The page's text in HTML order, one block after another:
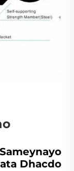
Dhacdo